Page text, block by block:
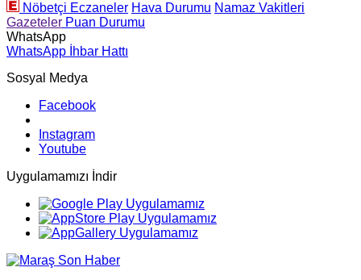
Nöbetçi Eczaneler Hava Durumu Namaz Vakitleri
Gazeteler Puan Durumu
WhatsApp
WhatsApp İhbar Hattı
Sosyal Medya
Facebook
Instagram
Youtube
Uygulamamızı İndir